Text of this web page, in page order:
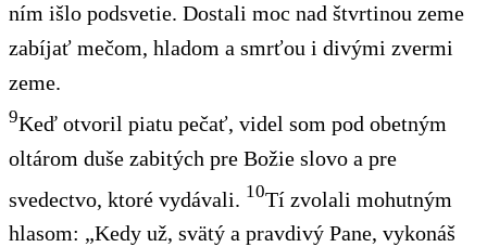
ním išlo podsvetie. Dostali moc nad štvrtinou zeme
zabíjať mečom, hladom a smrťou i divými zvermi
zeme.
9Keď otvoril piatu pečať, videl som pod obetným
oltárom duše zabitých pre Božie slovo a pre
svedectvo , ktoré vydávali. 10Tí zvolali mohutným
hlasom: „Kedy už, svätý a pravdivý Pane, vykonáš